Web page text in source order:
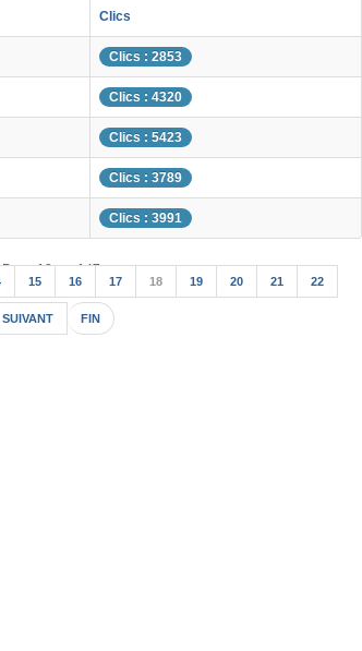
Clics
Clics : 2853
Clics : 4320
Clics : 5423
Clics : 3789
Clics : 3991
Page 18 sur 147
15 16 17 18 19 20 21 22
SUIVANT FIN